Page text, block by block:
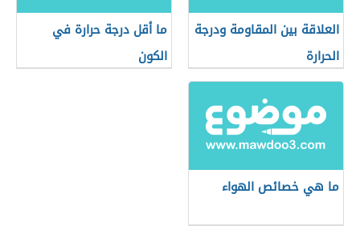
العلاقة بين المقاومة ودرجة
الحرارة
ما أقل درجة حرارة في
الكون
ما هي خصائص الهواء